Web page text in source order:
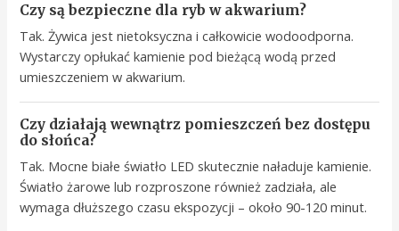
Czy są bezpieczne dla ryb w akwarium?
Tak. Żywica jest nietoksyczna i całkowicie wodoodporna.
Wystarczy opłukać kamienie pod bieżącą wodą przed
umieszczeniem w akwarium.
Czy działają wewnątrz pomieszczeń bez dostępu
do słońca?
Tak. Mocne białe światło LED skutecznie naładuje kamienie.
Światło żarowe lub rozproszone również zadziała, ale
wymaga dłuższego czasu ekspozycji – około 90-120 minut.